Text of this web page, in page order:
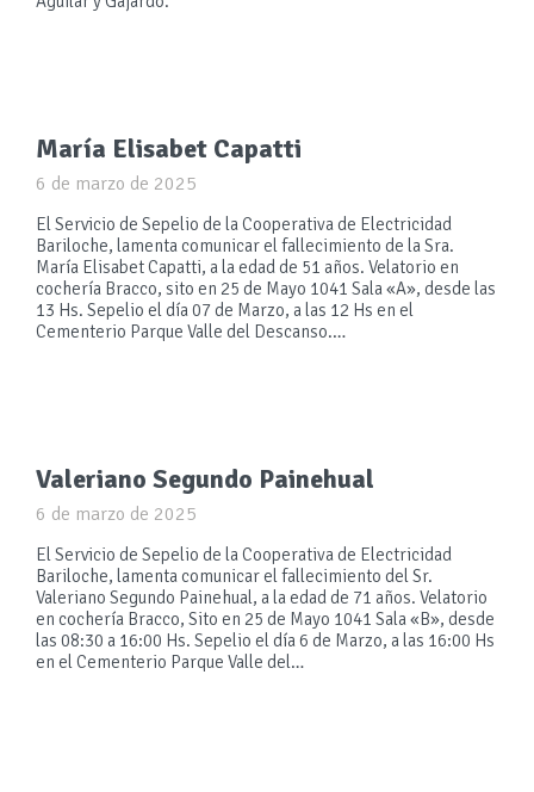
María Elisabet Capatti
6 de marzo de 2025
El Servicio de Sepelio de la Cooperativa de Electricidad
Bariloche, lamenta comunicar el fallecimiento de la Sra.
María Elisabet Capatti, a la edad de 51 años. Velatorio en
cochería Bracco, sito en 25 de Mayo 1041 Sala «A», desde las
13 Hs. Sepelio el día 07 de Marzo, a las 12 Hs en el
Cementerio Parque Valle del Descanso.…
Valeriano Segundo Painehual
6 de marzo de 2025
El Servicio de Sepelio de la Cooperativa de Electricidad
Bariloche, lamenta comunicar el fallecimiento del Sr.
Valeriano Segundo Painehual, a la edad de 71 años. Velatorio
en cochería Bracco, Sito en 25 de Mayo 1041 Sala «B», desde
las 08:30 a 16:00 Hs. Sepelio el día 6 de Marzo, a las 16:00 Hs
en el Cementerio Parque Valle del…